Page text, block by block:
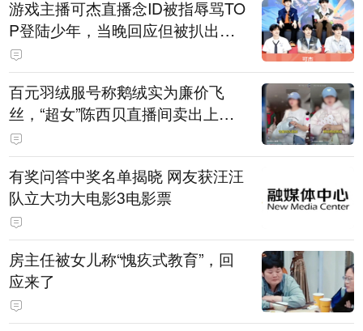
游戏主播可杰直播念ID被指辱骂TO
P登陆少年，当晚回应但被扒出事
后删博，随后发"狗和人的听觉差
异"图文被指二次阴阳粉丝
百元羽绒服号称鹅绒实为廉价飞
丝，“超女”陈西贝直播间卖出上百
万元，被曝售假后她公开道歉，涉
事商家已被立案调查
有奖问答中奖名单揭晓 网友获汪汪
队立大功大电影3电影票
房主任被女儿称“愧疚式教育”，回
应来了